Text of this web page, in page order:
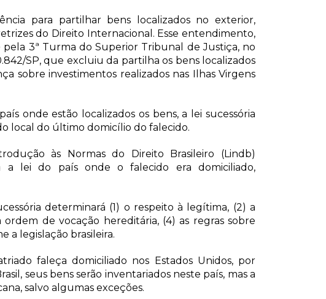
para partilhar bens localizados no exterior,
do Direito Internacional. Esse entendimento,
3ª Turma do Superior Tribunal de Justiça, no
SP, que excluiu da partilha os bens localizados
sobre investimentos realizados nas Ilhas Virgens
onde estão localizados os bens, a lei sucessória
local do último domicílio do falecido.
às Normas do Direito Brasileiro (Lindb)
a lei do país onde o falecido era domiciliado,
determinará (1) o respeito à legítima, (2) a
de vocação hereditária, (4) as regras sobre
a legislação brasileira.
faleça domiciliado nos Estados Unidos, por
seus bens serão inventariados neste país, mas a
salvo algumas exceções.